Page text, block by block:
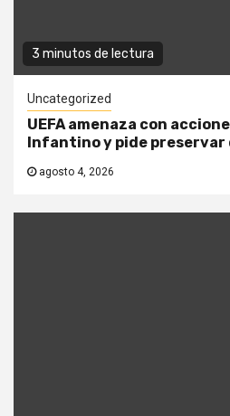
3 minutos de lectura
Uncategorized
UEFA amenaza con
Infantino y pide
agosto 4, 2026